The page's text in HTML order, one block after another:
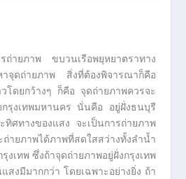
รถ่ายภาพ ขบวนเรือพยุหยาตราทาง
ดถ่ายภาพ สิ่งที่ต้องพิจารณาก็คือ
โดยกว้างๆ ก็คือ จุดถ่ายภาพควรจะ
กรุงเทพมหานคร นั่นคือ อยู่ฝั่งธนบุรี
ทิศทางของแสง จะเป็นการถ่ายภาพ
ยภาพได้ภาพที่สดใสสว่างทั้งลำน้ำ
งเทพ ซึ่งถ้าจุดถ่ายภาพอยู่ฝั่งกรุงเทพ
สงมีมากกว่า โดยเฉพาะอย่างยิ่ง ถ้า